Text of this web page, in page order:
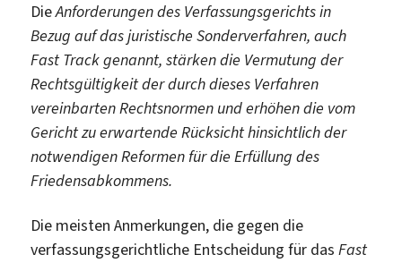
DieAnforderungen des Verfassungsgerichts in
Bezug auf das juristische Sonderverfahren, auch
Fast Track genannt, stärken die Vermutung der
Rechtsgültigkeit der durch dieses Verfahren
vereinbarten Rechtsnormen und erhöhen die vom
Gericht zu erwartende Rücksicht hinsichtlich der
notwendigen Reformen für die Erfüllung des
Friedensabkommens.
Die meisten Anmerkungen, die gegen die
verfassungsgerichtliche Entscheidung für dasFast